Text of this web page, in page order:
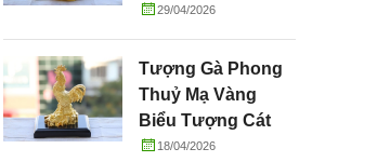
Trạch, Chiêu Tài
Và Gắn Kết Gia
Đình
29/04/2026
Tượng Gà Phong
Thuỷ Mạ Vàng
Biểu Tượng Cát
Tường, May Mắn
18/04/2026